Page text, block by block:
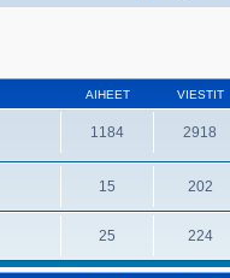
AIHEET VIESTIT
1184 2918
15 202
25 224